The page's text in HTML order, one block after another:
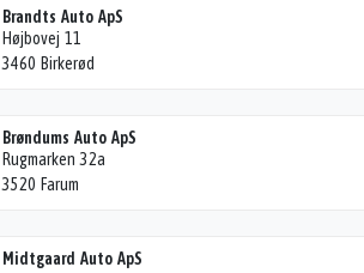
Brandts Auto ApS
Højbovej 11
3460 Birkerød
Brøndums Auto ApS
Rugmarken 32a
3520 Farum
Midtgaard Auto ApS